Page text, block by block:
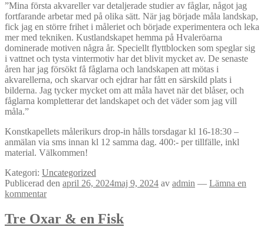
”Mina första akvareller var detaljerade studier av fåglar, något jag
fortfarande arbetar med på olika sätt. När jag började måla landskap,
fick jag en större frihet i måleriet och började experimentera och leka
mer med tekniken. Kustlandskapet hemma på Hvaleröarna
dominerade motiven några år. Speciellt flyttblocken som speglar sig
i vattnet och tysta vintermotiv har det blivit mycket av. De senaste
åren har jag försökt få fåglarna och landskapen att mötas i
akvarellerna, och skarvar och ejdrar har fått en särskild plats i
bilderna. Jag tycker mycket om att måla havet när det blåser, och
fåglarna kompletterar det landskapet och det väder som jag vill
måla.”
Konstkapellets målerikurs drop-in hålls torsdagar kl 16-18:30 –
anmälan via sms innan kl 12 samma dag. 400:- per tillfälle, inkl
material. Välkommen!
Kategori: Uncategorized
Publicerad den april 26, 2024maj 9, 2024 av admin — Lämna en
kommentar
Tre Oxar & en Fisk